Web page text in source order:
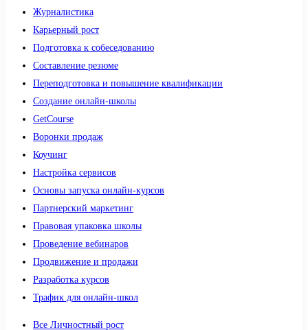
Журналистика
Карьерный рост
Подготовка к собеседованию
Составление резюме
Переподготовка и повышение квалификации
Создание онлайн-школы
GetCourse
Воронки продаж
Коучинг
Настройка сервисов
Основы запуска онлайн-курсов
Партнерский маркетинг
Правовая упаковка школы
Проведение вебинаров
Продвижение и продажи
Разработка курсов
Трафик для онлайн-школ
Все Личностный рост